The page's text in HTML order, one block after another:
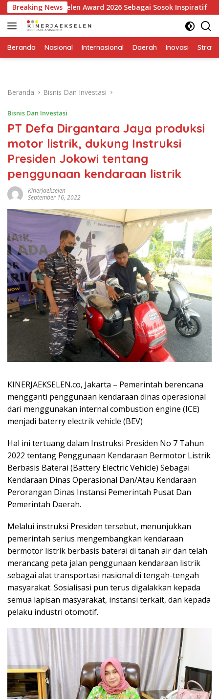
Langsung
ke
konten
Breaking News
Ekselen Award 2026 Sebagai Sosok Inspiratif
Beranda Nasional Internasional Daerah Inovasi
Beranda Bisnis Dan Investasi
Bisnis Dan Investasi
PT Defa Dirgantara Jaya produksi
motor listrik, dukung Instruksi
Presiden Jokowi tentang
penggunaan kendaraan listrik
Kinerjaekselen
September 16, 2022
KINERJAEKSELEN.co, Jakarta – Pemerintah berencana
mengganti penggunaan kendaraan dinas operasional
dari menggunakan internal combustion engine (ICE)
menjadi baterry electrik vehicle (BEV)
Hal ini tertuang dalam Instruksi Presiden No 7 Tahun
2022 tentang Penggunaan Kendaraan Bermotor Listrik
Berbasis Baterai (Battery Electric Vehicle) Sebagai
Kendaraan Dinas Operasional Dan/Atau Kendaraan
Perorangan Dinas Instansi Pemerintah Pusat Dan
Pemerintah Daerah.
Melalui instruksi Presiden tersebut, menunjukkan
pemerintah serius mengembangkan kendaraan
bermotor listrik berbasis baterai di tanah air dan telah
merancang peta jalan penggunaan kendaraan listrik
sebagai alat transportasi nasional di tengah-tengah
masyarakat. Sosialisasi pun terus digalakkan kepada
semua lapisan masyarakat, instansi terkait, dan kepada
pelaku industri otomotif.